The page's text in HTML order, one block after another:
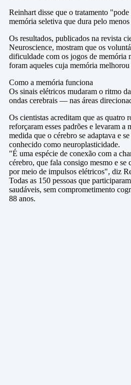
Reinhart disse que o tratamento "pode
memória seletiva que dura pelo
Os resultados, publicados na revista
Neuroscience, mostram que os
dificuldade com os jogos de memória
foram aqueles cuja memória melhorou
Como a memória funciona
Os sinais elétricos mudaram o ritmo
ondas cerebrais — nas áreas
Os cientistas acreditam que as quatro
reforçaram esses padrões e levaram a
medida que o cérebro se adaptava e
conhecido como neuroplasticidade.
"É uma espécie de conexão com a
cérebro, que fala consigo mesmo e se
por meio de impulsos elétricos", diz
Todas as 150 pessoas que
saudáveis, sem comprometimento
88 anos.